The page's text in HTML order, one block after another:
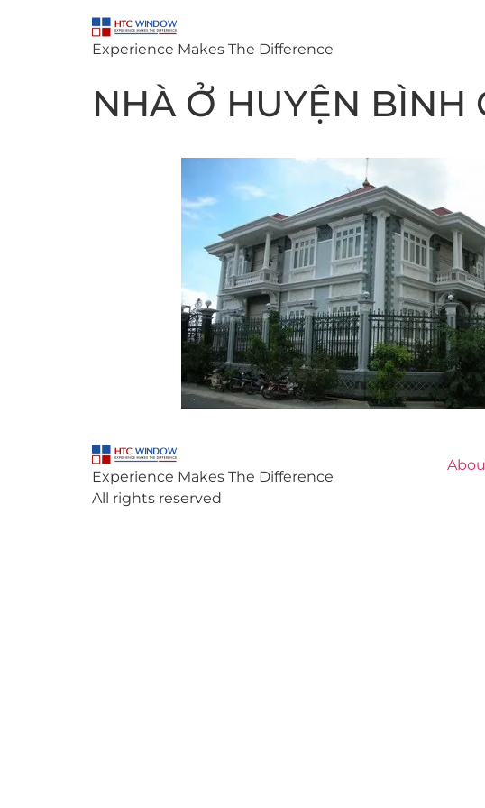
Experience Makes The Difference
NHÀ Ở HUYỆN BÌNH
Experience Makes The Difference
All rights reserved